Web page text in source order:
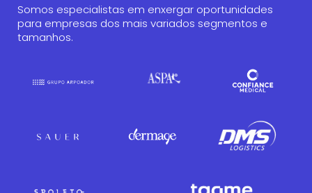
Somos especialistas em enxergar oportunidades
para empresas dos mais variados segmentos e
tamanhos.